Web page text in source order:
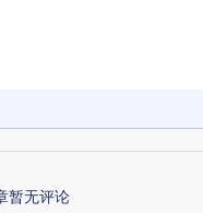
暂无评论